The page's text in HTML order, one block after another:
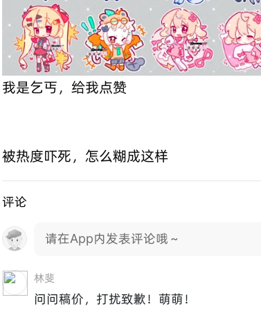
我是乞丐，给我点赞
被热度吓死，怎么糊成这样
评论
请在App内发表评论哦～
林斐
问问稿价，打扰致歉！萌萌！